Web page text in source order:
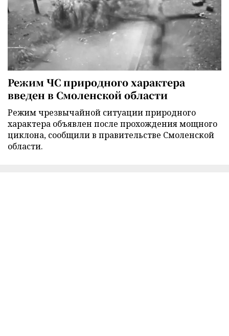
Режим ЧС природного характера
введен в Смоленской области
Режим чрезвычайной ситуации природного
характера объявлен после прохождения мощного
циклона, сообщили в правительстве Смоленской
области.